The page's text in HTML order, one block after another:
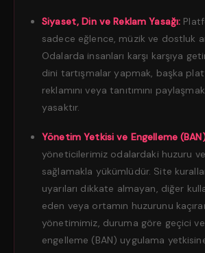
Siyaset, Din ve Reklam Yasağı:
sadece eğlence, müzik ve dostluk
Odalarda insanları karşı karşıya
dini tartışmalar yapmak, başka
reklamını veya tanıtımını
yasaktır.
Yönetim Yetkisi ve Engelleme
yöneticilerimiz odalardaki huzuru
sağlamakla yükümlüdür. Site
uyarıları dikkate almayan, diğer
eden veya ortamın huzurunu
yönetimimiz, duruma göre geçici
engelleme (BAN) uygulama